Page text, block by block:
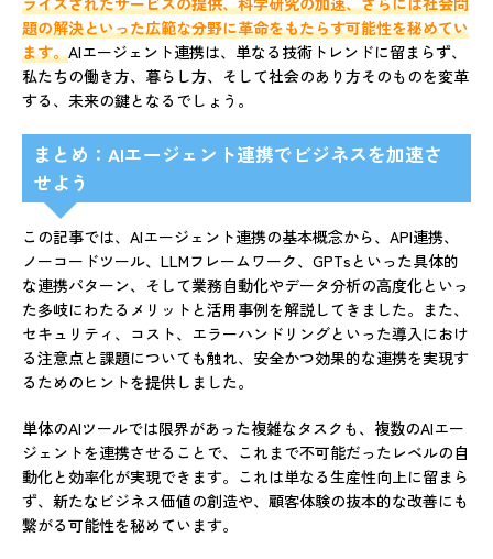
題の解決といった広範な分野に革命をもたらす可能性を秘めてい
ます。AIエージェント連携は、単なる技術トレンドに留まらず、
私たちの働き方、暮らし方、そして社会のあり方そのものを変革
する、未来の鍵となるでしょう。
まとめ：AIエージェント連携でビジネスを加速さ
せよう
この記事では、AIエージェント連携の基本概念から、API連携、
ノーコードツール、LLMフレームワーク、GPTsといった具体的
な連携パターン、そして業務自動化やデータ分析の高度化といっ
た多岐にわたるメリットと活用事例を解説してきました。また、
セキュリティ、コスト、エラーハンドリングといった導入におけ
る注意点と課題についても触れ、安全かつ効果的な連携を実現す
るためのヒントを提供しました。
単体のAIツールでは限界があった複雑なタスクも、複数のAIエー
ジェントを連携させることで、これまで不可能だったレベルの自
動化と効率化が実現できます。これは単なる生産性向上に留まら
ず、新たなビジネス価値の創造や、顧客体験の抜本的な改善にも
繋がる可能性を秘めています。